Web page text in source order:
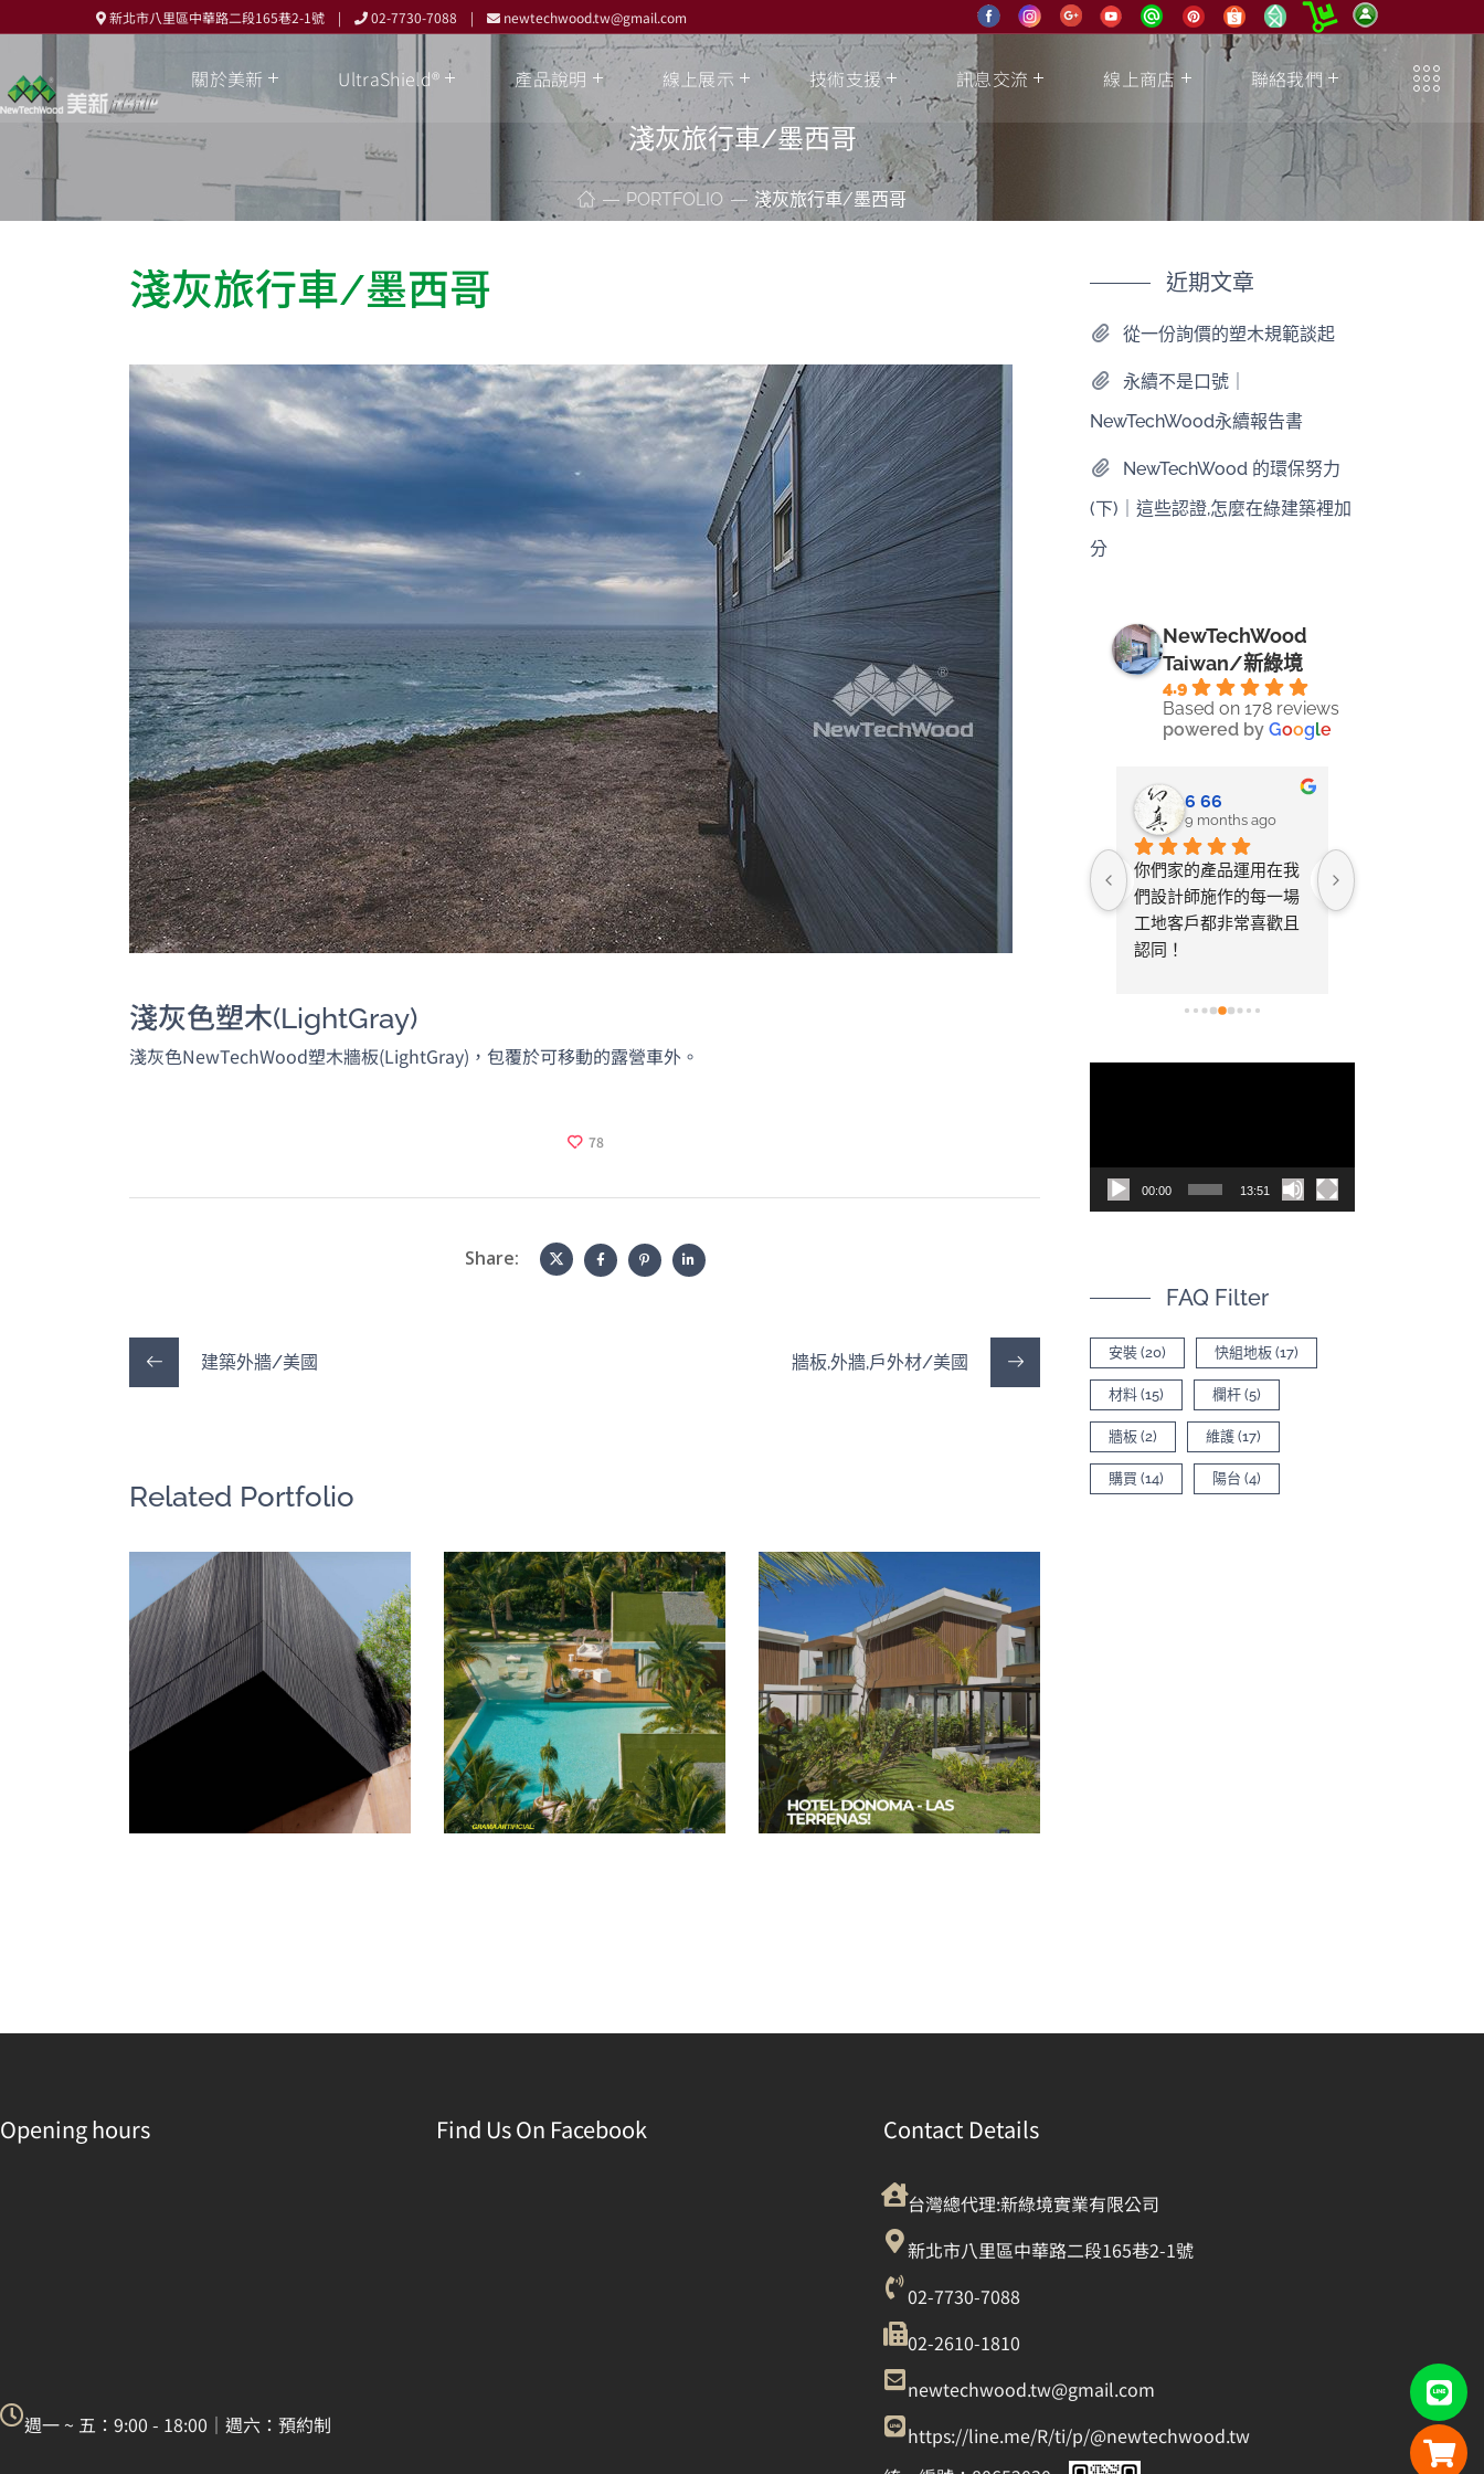
新北市八里區中華路二段165巷2-1號 | 02-7730-7088 | newtechwood.tw@gmail.com
關於美新 UltraShield® 產品說明 線上展示 技術支援 訊息交流 線上商店 聯絡我們
淺灰旅行車/墨西哥
PORTFOLIO 淺灰旅行車/墨西哥
淺灰旅行車/墨西哥
淺灰色塑木(LightGray)
淺灰色NewTechWood塑木牆板(LightGray)，包覆於可移動的露營車外。
78
Share:
建築外牆/美國 牆板,外牆,戶外材/美國
Related Portfolio
黑色調的木質牆
板｜墨西哥
中南美洲
Villa del Mar
F11｜多明尼加
中南美洲
Hotel Donoma
｜多明尼加
中南美洲
近期文章
從一份詢價的塑木規範談起
永續不是口號｜
NewTechWood永續報告書
NewTechWood 的環保努力
(下)｜這些認證,怎麼在綠建築裡加
分
NewTechWood
Taiwan/新綠境
4.9
Based on 178 reviews
powered by Google
3 months ago
個陽台大升級，很棒
品質及服務，大推！
采蓉
4 months ago
無意間在網路搜尋到，
只要丈量尺寸給店家，
店家就幫忙設計規劃圖
及寄送樣品供挑選，非
裝也非常容易，鋪完之
後的效果真的非常出
色，尤其是陽光灑在木
向彥榮
6 months ago
終於完成家裡的木地板
鋪設了！這次的購買體
驗非常好，想分享給大
家：耐心的前期溝通：
解答，完全沒有推銷的
差，特地跑了一趟門
品很好，符合家中的裝
潢風格。一分錢一分貨
續購！
許先生
8 months ago
服務很好
jamie wei
9 months ago
提供照片與尺寸後，會
協助提供多種規劃圖，
出貨快速，照著圖舖設
大概10分鐘即可完成，
6 66
9 months ago
你們家的產品運用在我
們設計師施作的每一場
工地客戶都非常喜歡且
認同！
放
00:00 13:51
FAQ Filter
安裝 (20) 快組地板 (17)
材料 (15) 欄杆 (5)
牆板 (2) 維護 (17)
購買 (14) 陽台 (4)
Opening hours
週一 ~ 五：9:00 - 18:00｜週六：預約制
Find Us On Facebook Contact Details
台灣總代理:新綠境實業有限公司
新北市八里區中華路二段165巷2-1號
02-7730-7088
02-2610-1810
newtechwood.tw@gmail.com
https://line.me/R/ti/p/@newtechwood.tw